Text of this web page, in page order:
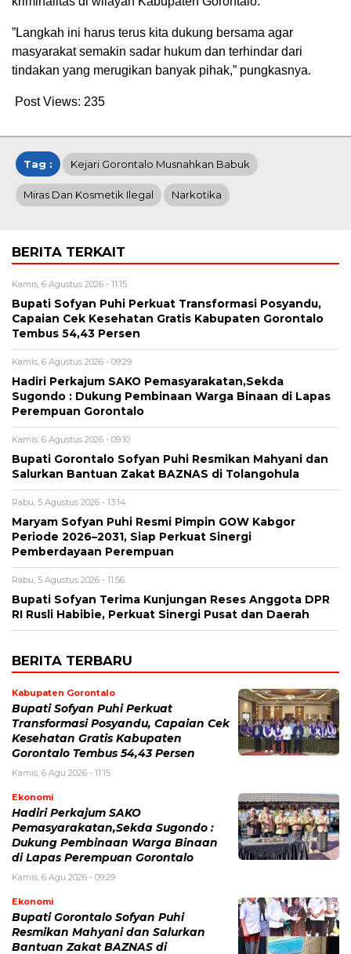
‎‎”Langkah ini harus terus kita dukung bersama agar
masyarakat semakin sadar hukum dan terhindar dari
tindakan yang merugikan banyak pihak,” pungkasnya.
Post Views: 235
Tag : ‎Kejari Gorontalo Musnahkan Babuk
Miras Dan Kosmetik Ilegal Narkotika
BERITA TERKAIT
Kamis, 6 Agustus 2026 - 11:15
Bupati Sofyan Puhi Perkuat Transformasi Posyandu,
Capaian Cek Kesehatan Gratis Kabupaten Gorontalo
Tembus 54,43 Persen
Kamis, 6 Agustus 2026 - 09:29
Hadiri Perkajum SAKO Pemasyarakatan,Sekda
Sugondo : Dukung Pembinaan Warga Binaan di Lapas
Perempuan Gorontalo
Kamis, 6 Agustus 2026 - 09:10
Bupati Gorontalo Sofyan Puhi Resmikan Mahyani dan
Salurkan Bantuan Zakat BAZNAS di Tolangohula
Rabu, 5 Agustus 2026 - 13:14
Maryam Sofyan Puhi Resmi Pimpin GOW Kabgor
Periode 2026–2031, Siap Perkuat Sinergi
Pemberdayaan Perempuan
Rabu, 5 Agustus 2026 - 11:56
Bupati Sofyan Terima Kunjungan Reses Anggota DPR
RI Rusli Habibie, Perkuat Sinergi Pusat dan Daerah
BERITA TERBARU
Kabupaten Gorontalo
Bupati Sofyan Puhi Perkuat
Transformasi Posyandu, Capaian Cek
Kesehatan Gratis Kabupaten
Gorontalo Tembus 54,43 Persen
Kamis, 6 Agu 2026 - 11:15
Ekonomi
Hadiri Perkajum SAKO
Pemasyarakatan,Sekda Sugondo :
Dukung Pembinaan Warga Binaan
di Lapas Perempuan Gorontalo
Kamis, 6 Agu 2026 - 09:29
Ekonomi
Bupati Gorontalo Sofyan Puhi
Resmikan Mahyani dan Salurkan
Bantuan Zakat BAZNAS di